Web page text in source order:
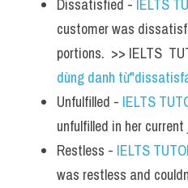
Dissatisfied - IELTS
customer was
portions.  >> IELTS
dùng danh
Unfulfilled - IELTS
unfulfilled in her current
Restless - IELTS
was restless and